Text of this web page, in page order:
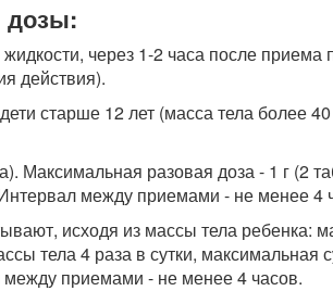
дозы:
через 1-2 часа после
действия).
старше 12 лет (масса тела более 40
Максимальная разовая доза - 1 г (2
Интервал между приемами - не менее 4
исходя из массы тела ребенка:
тела 4 раза в сутки, максимальная
между приемами - не менее 4 часов.